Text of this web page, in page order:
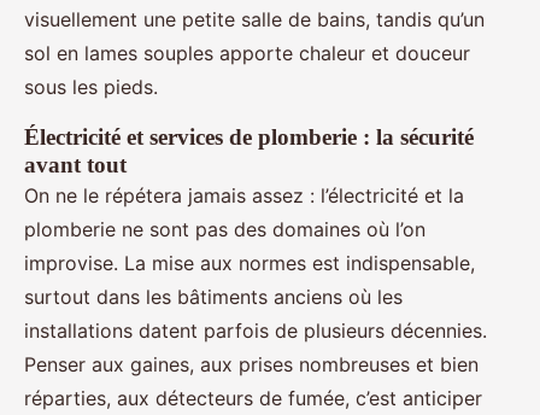
visuellement une petite salle de bains, tandis qu’un
sol en lames souples apporte chaleur et douceur
sous les pieds.
Électricité et services de plomberie : la sécurité
avant tout
On ne le répétera jamais assez : l’électricité et la
plomberie ne sont pas des domaines où l’on
improvise. La mise aux normes est indispensable,
surtout dans les bâtiments anciens où les
installations datent parfois de plusieurs décennies.
Penser aux gaines, aux prises nombreuses et bien
réparties, aux détecteurs de fumée, c’est anticiper